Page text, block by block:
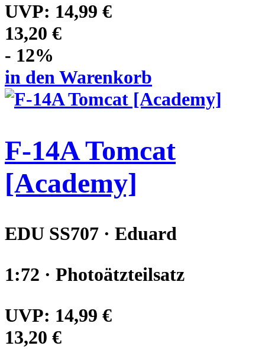
UVP: 14,99 €
13,20 €
- 12%
in den Warenkorb
F-14A Tomcat
[Academy]
EDU SS707 · Eduard
1:72 · Photoätzteilsatz
UVP: 14,99 €
13,20 €